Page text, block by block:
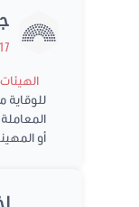
17 جوان 2021
المعاملة
أو